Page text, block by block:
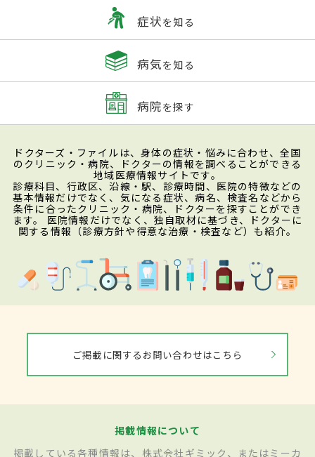
症状を知る
病気を知る
病院を探す
ドクターズ・ファイルは、身体の症状・悩みに合わせ、全国
のクリニック・病院、ドクターの情報を調べることができる
地域医療情報サイトです。
診療科目、行政区、沿線・駅、診療時間、医院の特徴などの
基本情報だけでなく、気になる症状、病名、検査名などから
条件に合ったクリニック・病院、ドクターを探すことができ
ます。 医院情報だけでなく、独自取材に基づき、ドクターに
関する情報（診療方針や得意な治療・検査など）も紹介。
ご掲載に関するお問い合わせはこちら
掲載情報について
掲載している各種情報は、株式会社ギミック、またはミーカ